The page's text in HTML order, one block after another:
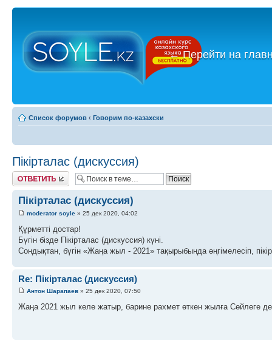
←Перейти на
Список форумов ‹ Говорим по-казахски
Пікірталас (дискуссия)
Ответить
Пікірталас (дискуссия)
moderator soyle » 25 дек 2020, 04:02
Құрметті достар!
Бүгін бізде Пікірталас (дискуссия) күні.
Сондықтан, бүгін «Жаңа жыл - 2021» тақырыбында әңгімелесіп,
Re: Пікірталас (дискуссия)
Антон Шарапаев » 25 дек 2020, 07:50
Жаңа 2021 жыл келе жатыр, барине рахмет өткен жылға Сөйлеге де